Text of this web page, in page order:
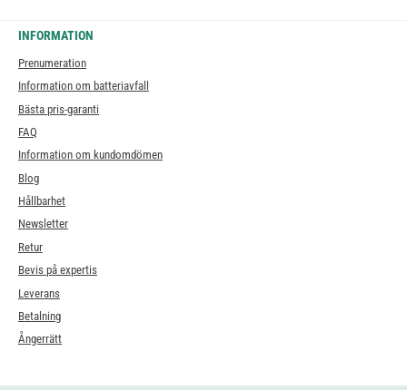
INFORMATION
Prenumeration
Information om batteriavfall
Bästa pris-garanti
FAQ
Information om kundomdömen
Blog
Hållbarhet
Newsletter
Retur
Bevis på expertis
Leverans
Betalning
Ångerrätt